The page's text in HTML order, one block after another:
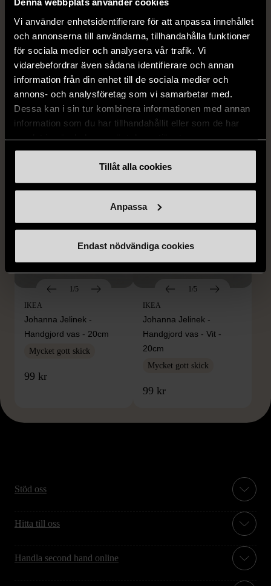
Vi använder enhetsidentifierare för att anpassa innehållet
och annonserna till användarna, tillhandahålla funktioner
för sociala medier och analysera vår trafik. Vi
vidarebefordrar även sådana identifierare och annan
information från din enhet till de sociala medier och
annons- och analysföretag som vi samarbetar med.
Dessa kan i sin tur kombinera informationen med annan
information som du har tillhandahållit eller som de har
Tillåt alla cookies
Anpassa
Endast nödvändiga cookies
14 dagars ångerrät.
FRÅN SAMMA VARUMÄRKE
Hitta produkter från samma varumärke
1/5
IKEA
Johanna Jelinek -
Handgjord vas - 20cm
Mycket gott skick
99 kr
1/5
IKEA
Johanna Jelinek -
Handgjord vas - Vit -
20cm
Mycket gott skick
99 kr
Stöd oss
Hitta till oss
Handla second hand online